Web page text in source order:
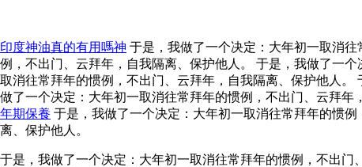
印度神油真的有用嗎神 于是，我做了一个决定：大年初一取消
例，不出门、云拜年，自我隔离、保护他人。 于是，我做了一
取消往常拜年的惯例，不出门、云拜年，自我隔离、保护他人
做了一个决定：大年初一取消往常拜年的惯例，不出门、云拜年
年期保養 于是，我做了一个决定：大年初一取消往常拜年的惯
离、保护他人。
于是，我做了一个决定：大年初一取消往常拜年的惯例，不出门